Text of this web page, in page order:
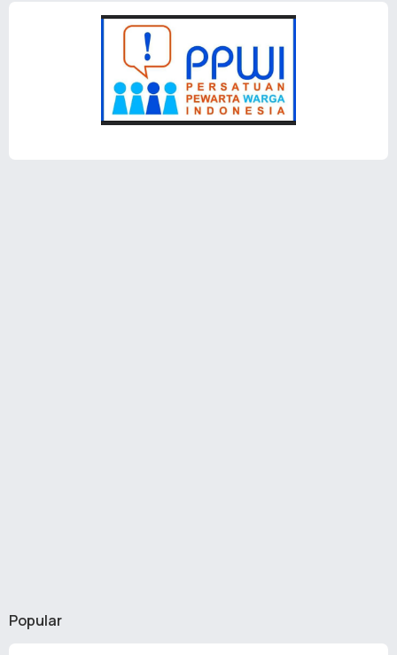
Popular